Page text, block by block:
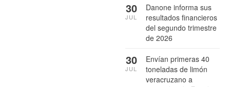
Danone informa sus
resultados financieros
del segundo trimestre
de 2026
30
JUL
Envían primeras 40
toneladas de limón
veracruzano a
30
JUL